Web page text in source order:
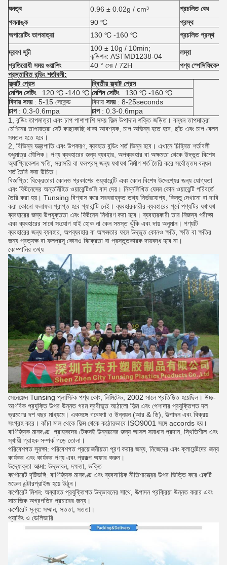
ঘনত্ব
0.96 ± 0.02g / cm³
প্রচলিত বেধ
গলনাঙ্ক
90 ℃
প্রস্থ
অপারেটিং তাপমাত্রা
130 ℃ -160 ℃ প্রচলিত প্রস্থ
দ্রবণ সূচী
100 ± 10g / 10min;
কন্ডিশন: ASTMD1238-04
লম্বা
প্রতিরোধী সময় ওয়াশিং
40 ° সেঃ / 72H
পণ্য স্পেসিফিকেশন
প্রস্তাবিত বন্ডিং শর্তাবলী:
ফ্ল্যাট প্রেস
দ্বিতীয় ফ্ল্যাট প্রেস
মেশিন সেটিং: 120 ℃ -140 ℃ মেশিন সেটিং: 130 ℃ -160 ℃
বিদায় সময়: 5-15 সেকেন্ড বিদায় সময়: 8-25seconds
চাপ: 0.3-0.6mpa চাপ: 0.3-0.6mpa
1, বন্ডিং তাপমাত্রা এবং চাপ পাশাপাশি সময় ফিল্ম উপাদান শক্তি জড়িত। বন্ধন তাপমাত্রা
মেশিনের তাপমাত্রা সেট কাছাকাছি থাকা আবশ্যক, চাপ অভিন্ন হতে হবে, ছাঁচ এবং চাপ বেলন
সমতল হতে হবে।
2, বিভিন্ন যন্ত্রপাতি এবং উপকরণ, ব্যবহৃত বন্ডিং শর্ত ভিন্ন হবে। এখানে চিহ্নিত শর্তাবলী
শুধুমাত্র মৌলিক। পণ্য ব্যবহারের জন্য ব্যবহার, অপব্যবহার বা অক্ষমতা থেকে উদ্ভূত বিশেষ
অ্যাপ্লিকেশন ক্ষতি, সরাসরি বা ফলপ্রসূ জন্য যথাযথ নির্মাণ শর্ত তৈরি করে সর্বোত্তম বন্ধন
শর্ত তৈরি করা উচিত।
বিজ্ঞপ্তি: বিক্রেতারা কোনও প্রকাশের ওয়্যারেন্টি এবং কোন বিশেষ উদ্দেশ্যের জন্য যোগ্যতা
এবং ফিটনেসের অন্তর্নিহিত ওয়ারেন্টিগুলি বাদ দেয়। নিম্নলিখিত যেমন কোন ওয়ারেন্টি পরিবর্তে
তৈরি করা হয়। Tunsing বিশ্বাস করে সরবরাহকৃত তথ্য নির্ভরযোগ্য, কিন্তু দেখানো বা দাবি
করা কোনো ফলাফল প্রাপ্ত হবে গ্যারান্টি নেই। ব্যবহারকারীর ব্যবহারের পূর্বে পণ্যটির যথাযথ
ব্যবহারের জন্য উপযুক্ততা এবং ফিটনেস নির্ধারণ করা হবে। ব্যবহারকারী তার নিজস্ব পরীক্ষা
এবং ব্যবহারের সাথে সংযোগ যাই হোক না কেন সমস্ত ঝুঁকি এবং দায় অনুমান। পণ্যটি
ব্যবহারের জন্য ব্যবহার, অপব্যবহার বা অক্ষমতার ফলে উদ্ভূত কোনও ক্ষতি, ক্ষতি বা ক্ষতির
জন্য প্রত্যক্ষ বা ফলপ্রসূ কোনও বিক্রেতা বা প্রস্তুতকারক দায়বদ্ধ হবে না।
কোম্পানির তথ্য
সেনেঞ্জেন Tunsing প্লাস্টিক পণ্য কোং, লিমিটেড, 2002 সালে প্রতিষ্ঠিত হয়েছিল। উচ্চ-
আণবিক প্রযুক্তি উপর উন্নত গরম দ্রবীভূত আঠালো ফিল্ম এবং পেশাদার প্রযুক্তিগত দল
ভ্রমণের দশ বছর মাধ্যমে। একসঙ্গে গবেষণা ও উন্নয়ন (আর & ডি), উত্পাদন এবং বিক্রয়
সংগ্রহ করে। কাঁচা মাল থেকে ফিল্ম থেকে কঠোরভাবে ISO9001 সঙ্গে accords হয়।
বাণিজ্যিক মানদণ্ড: গ্রাহকদের টেকসই উন্নয়নের জন্য আসল সমাধান প্রদান, স্থিতিশীল এবং
স্থায়ী গ্রাহক সম্পর্ক গড়ে তোলা।
পরিবেশগত সুরক্ষা: পরিবেশগত প্রয়োজনীয়তা পূরণ করার জন্য, নিজেদের এবং ক্লায়েন্টদের জন্য
কার্যকর এবং কার্যকর পণ্য এবং প্রকল্প অফার করুন।
উদ্যোক্তা আত্মা: উদ্ভাবন, দক্ষতা, ভক্তি
কর্পোরেট দৃষ্টিভঙ্গি: বাণিজ্যিক মানদণ্ড এবং ব্যবসায়িক নীতিশাস্ত্রের উপর ভিত্তি করে একটি
মডেল এন্টারপ্রাইজ হয়ে উঠুন।
কর্পোরেট মিশন: অব্যাহত প্রযুক্তিগত উদ্ভাবনের সাথে, উত্পাদন প্রক্রিয়া উন্নত করার এবং
সামাজিক অগ্রগতির প্রচারের জন্য।
কর্পোরেট মূল্য: সম্মান, সততা, সততা।
প্যাকিং ও ডেলিভারি